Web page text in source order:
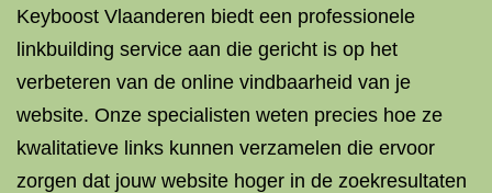
Keyboost Vlaanderen biedt een professionele
linkbuilding service aan die gericht is op het
verbeteren van de online vindbaarheid van je
website. Onze specialisten weten precies hoe ze
kwalitatieve links kunnen verzamelen die ervoor
zorgen dat jouw website hoger in de zoekresultaten